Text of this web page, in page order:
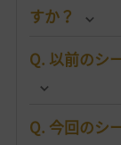
すか？
Q. 以前のシ
Q. 今回のシ